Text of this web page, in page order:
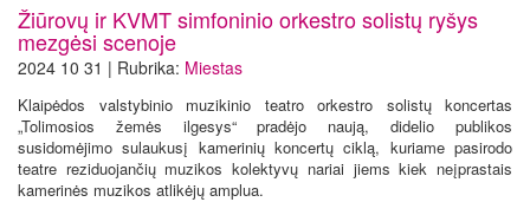
Žiūrovų ir KVMT simfoninio orkestro solistų ryšys
mezgėsi scenoje
2024 10 31 | Rubrika: Miestas
Klaipėdos valstybinio muzikinio teatro orkestro solistų koncertas
„Tolimosios žemės ilgesys“ pradėjo naują, didelio publikos
susidomėjimo sulaukusį kamerinių koncertų ciklą, kuriame pasirodo
teatre reziduojančių muzikos kolektyvų nariai jiems kiek neįprastais
kamerinės muzikos atlikėjų amplua.